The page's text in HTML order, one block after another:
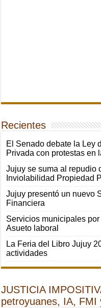
Recientes
El Senado debate la Ley
Privada con protestas en
Jujuy se suma al repudio
Inviolabilidad Propiedad
Jujuy presentó un nuevo
Financiera
Servicios municipales
Asueto laboral
La Feria del Libro Jujuy
actividades
JUSTICIA
petroyuanes, IA, FMI